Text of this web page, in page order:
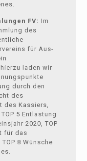
FV: Im
des
für Aus-
laden wir
durch den
des
des Kassiers,
5 Entlastung
2020, TOP
für das
8 Wünsche